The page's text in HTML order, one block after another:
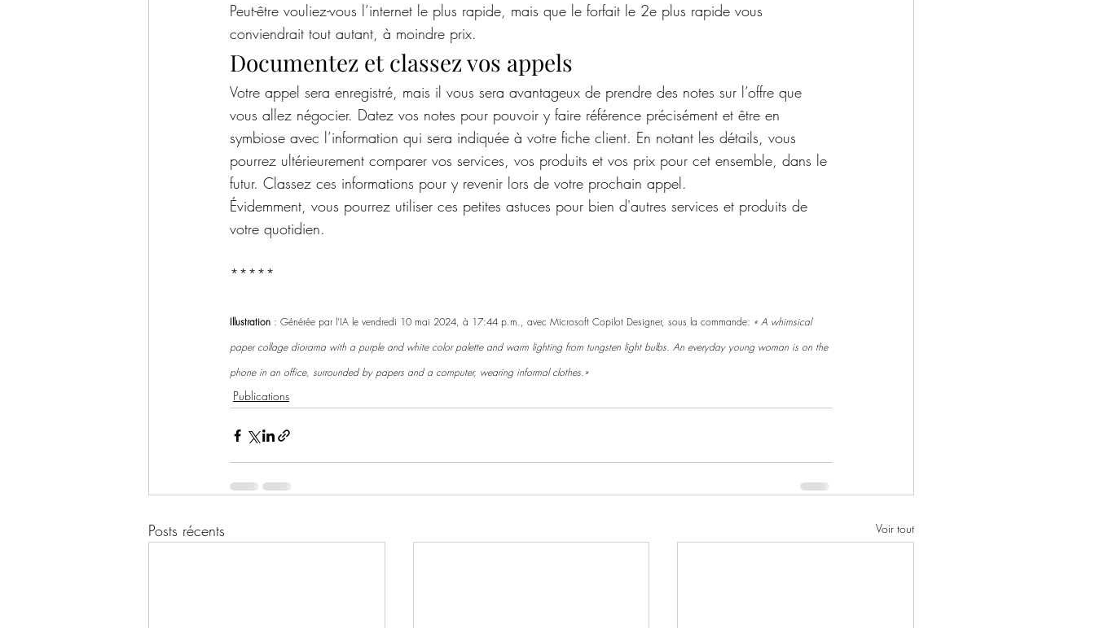
Peut-être vouliez-vous l’internet le plus rapide, mais que le forfait le 2e plus rapide vous
conviendrait tout autant, à moindre prix.
Documentez et classez vos appels
Votre appel sera enregistré, mais il vous sera avantageux de prendre des notes sur l’offre que
vous allez négocier. Datez vos notes pour pouvoir y faire référence précisément et être en
symbiose avec l’information qui sera indiquée à votre fiche client. En notant les détails, vous
pourrez ultérieurement comparer vos services, vos produits et vos prix pour cet ensemble, dans le
futur. Classez ces informations pour y revenir lors de votre prochain appel.
Évidemment, vous pourrez utiliser ces petites astuces pour bien d'autres services et produits de
votre quotidien.
*****
Illustration : Générée par l’IA le vendredi 10 mai 2024, à 17:44 p.m., avec Microsoft Copilot Designer, sous la commande: « A whimsical
paper collage diorama with a purple and white color palette and warm lighting from tungsten light bulbs. An everyday young woman is on the
phone in an office, surrounded by papers and a computer, wearing informal clothes.»
Publications
Posts récents Voir tout